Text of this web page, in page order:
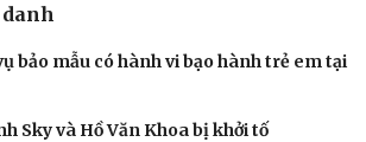
bảo mẫu có hành vi bạo hành trẻ em tại
Sky và Hồ Văn Khoa bị khởi tố